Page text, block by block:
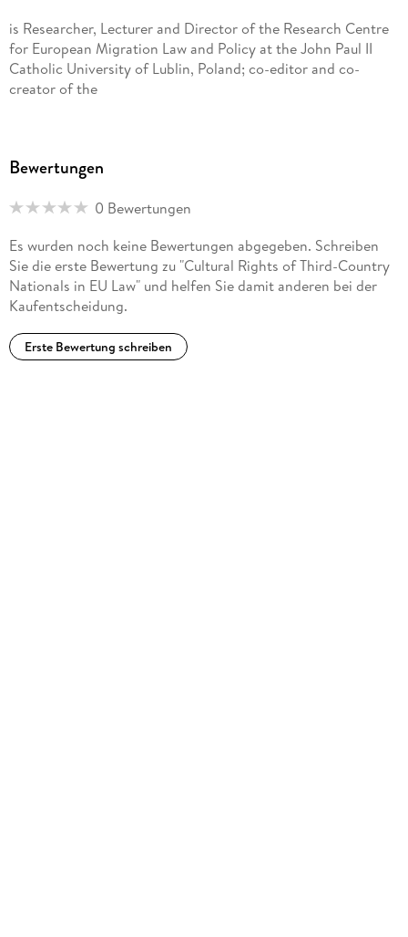
is Researcher, Lecturer and Director of the Research Centre
for European Migration Law and Policy at the John Paul II
Catholic University of Lublin, Poland; co-editor and co-
creator of the
series published in cooperation with the Rule of Law Institute
Association for the Study of Forced Migration) and ILA
Law from the John Paul II Catholic University of Lublin,
Poland.
Bewertungen
0 Bewertungen
Es wurden noch keine Bewertungen abgegeben. Schreiben
Sie die erste Bewertung zu "Cultural Rights of Third-Country
Nationals in EU Law" und helfen Sie damit anderen bei der
Kaufentscheidung.
Erste Bewertung schreiben